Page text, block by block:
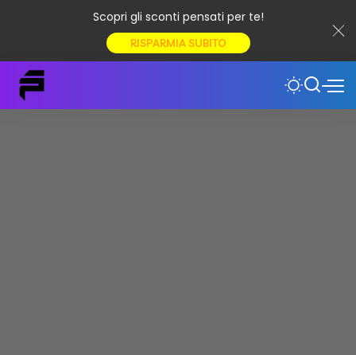
Scopri gli sconti pensati per te!
RISPARMIA SUBITO